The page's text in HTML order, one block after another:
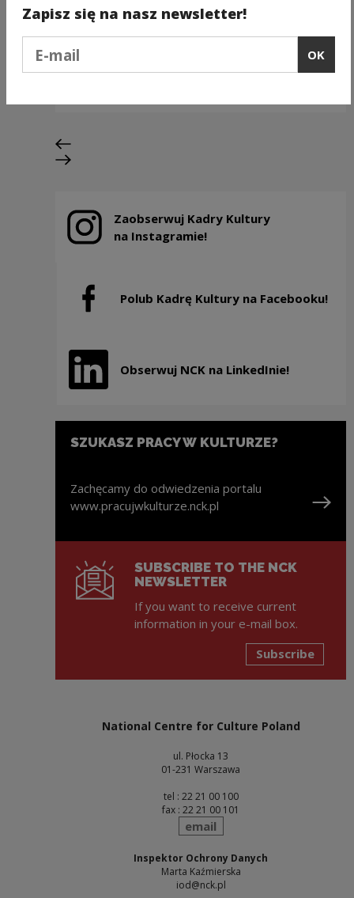
Szkolenia i rozwój
Previous slide
Next slide
Zaobserwuj Kadry Kultury
na Instagramie!
Note, the link will open in a new window
Polub Kadrę Kultury na Facebooku!
Note, the link will open in a new window
Obserwuj NCK na LinkedInie!
Note, the link will open in a new window
SZUKASZ PRACY W KULTURZE?
Zachęcamy do odwiedzenia portalu
www.pracujwkulturze.nck.pl
SUBSCRIBE TO THE NCK
NEWSLETTER
If you want to receive current
information in your e-mail box.
Subscribe
National Centre for Culture Poland
ul. Płocka 13
01-231 Warszawa
tel : 22 21 00 100
fax : 22 21 00 101
send
email
Inspektor Ochrony Danych
Marta Kaźmierska
iod@nck.pl
Zapisz się na nasz newsletter!
OK